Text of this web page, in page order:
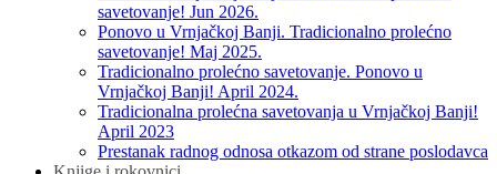
savetovanje! Jun 2026.
Ponovo u Vrnjačkoj Banji. Tradicionalno prolećno
savetovanje! Maj 2025.
Tradicionalno prolećno savetovanje. Ponovo u
Vrnjačkoj Banji! April 2024.
Tradicionalna prolećna savetovanja u Vrnjačkoj Banji!
April 2023
Prestanak radnog odnosa otkazom od strane poslodavca